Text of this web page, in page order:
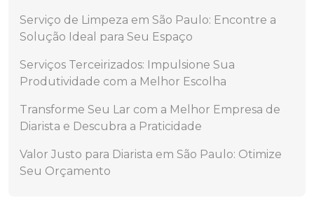
Serviço de Limpeza em São Paulo: Encontre a
Solução Ideal para Seu Espaço
Serviços Terceirizados: Impulsione Sua
Produtividade com a Melhor Escolha
Transforme Seu Lar com a Melhor Empresa de
Diarista e Descubra a Praticidade
Valor Justo para Diarista em São Paulo: Otimize
Seu Orçamento